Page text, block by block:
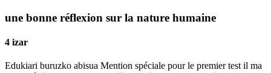
une bonne réflexion sur la nature humaine
4 izar
Edukiari buruzko abisua Mention spéciale pour le premier test il ma